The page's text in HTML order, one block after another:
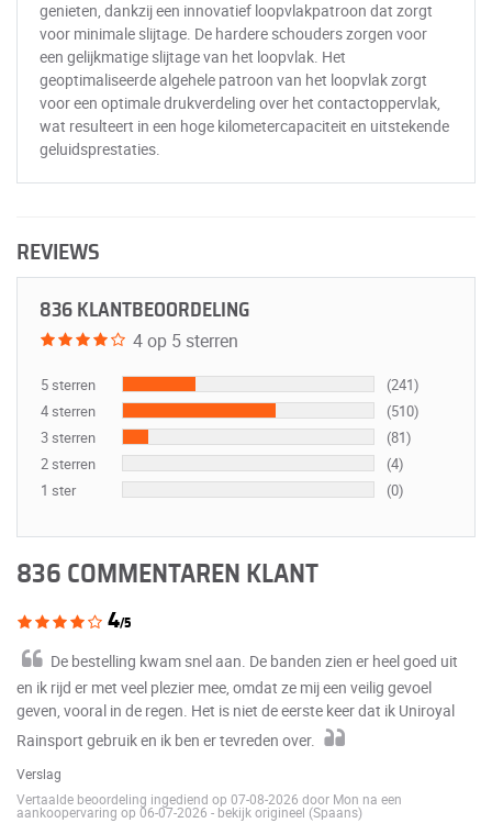
genieten, dankzij een innovatief loopvlakpatroon dat zorgt
voor minimale slijtage. De hardere schouders zorgen voor
een gelijkmatige slijtage van het loopvlak. Het
geoptimaliseerde algehele patroon van het loopvlak zorgt
voor een optimale drukverdeling over het contactoppervlak,
wat resulteert in een hoge kilometercapaciteit en uitstekende
geluidsprestaties.
REVIEWS
836 KLANTBEOORDELING
4 op 5 sterren
5 sterren
(241)
4 sterren
(510)
3 sterren
(81)
2 sterren
(4)
1 ster
(0)
836 COMMENTAREN KLANT
4/5
De bestelling kwam snel aan. De banden zien er heel goed uit
en ik rijd er met veel plezier mee, omdat ze mij een veilig gevoel
geven, vooral in de regen. Het is niet de eerste keer dat ik Uniroyal
Rainsport gebruik en ik ben er tevreden over.
Verslag
Vertaalde beoordeling ingediend op 07-08-2026 door Mon na een
aankoopervaring op 06-07-2026 - bekijk origineel (Spaans)